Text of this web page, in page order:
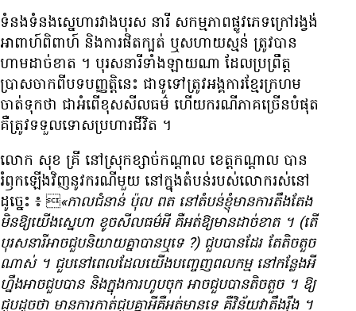
ទំនង​ទំនង​ស្នេហា​រវាង​បុរស នារី សកម្មភាព​ផ្លូវភេទ​ក្រៅ​រង្វង់​
ឤពាហ៍ពិពាហ៍ និង​ការ​ផិតក្បត់ ឬ​សហាយ​ស្មន់ ត្រូវ​បាន​
ហាម​ដាច់ខាត ។ បុរស​នារី​ទាំងឡាយ​ណា ដែល​ប្រព្រឹត្ត​
ប្រាសចាក​ពីបទ​បញ្ញតិ្តនេះ ជាទូទៅ​ត្រូវ​អង្គការ​ខ្មែរក្រហម​
ចាត់ទុក​ថា ជា​អំពើ​ខុស​សីលធម៌ ហើយ​ករណី​ភាគច្រើន​បំផុត​
គឺ​ត្រូវ​ទទួល​ទោស​ប្រហារជីវិត ។
លោក សុខ គ្រី នៅ​ស្រុក​ខ្សាច់កណ្តាល ខេត្ត​កណ្តាល បាន​
រំឭក​ឡើងវិញ​នូវ​ករណី​មួយ នៅក្នុង​តំបន់​របស់​លោក​រស់នៅ​
ដូច្នេះ ៖ «កាល​ជំនាន់ ប៉ុល ពត នៅ​តំបន់​ខ្ញុំ​មាន​ការ​តឹងតែង
មិន​ឱ្យ​យើង​ស្នេហា ខូច​សីលធម៌​អី គឺ​អត់​ឱ្យ​មាន​ដាច់ខាត ។ (តើ​
បុរស​នារី​ឤច​ជួប​និយាយ​គ្នា​បាន​ឬ​ទេ ?) ជួប​បាន​ដែរ តែ​តិច​តួច​
ណាស់ ។ ជួប​នៅពេល​ដែល​យើង​បញ្ចេញ​ពលកម្ម នៅ​កន្លែង​អី​
ហ្នឹង​ឤច​ជួប​បាន និង​ក្នុង​ការ​ហូបចុក ឤច​ជួប​បាន​តិចតួច ។ ឱ្យ​
ជួប​ដូច​ថា មាន​ការ​កាត់ជួប​គ្នា​អី​គឺ​អត់​មាន​ទេ គឺ​វិន័យ​វា​តឹងរ៉ឹង ។